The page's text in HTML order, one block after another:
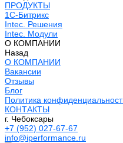
ПРОДУКТЫ
1С-Битрикс
Intec. Решения
Intec. Модули
О КОМПАНИИ
Назад
О КОМПАНИИ
Вакансии
Отзывы
Блог
Политика
КОНТАКТЫ
г. Чебоксары
+7 (952) 027-67-67
info@iperformance.ru